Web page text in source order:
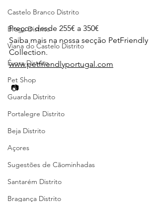
Castelo Branco Distrito
Braga Distrito
Viana do Castelo Distrito
Évora Distrito
Pet Shop
Guarda Distrito
Portalegre Distrito
Beja Distrito
Açores
Sugestões de Cãominhadas
Santarém Distrito
Bragança Distrito
Preços desde 255€ a 350€
Saiba mais na nossa secção PetFriendly
Collection.
www.petfriendlyportugal.com
📷